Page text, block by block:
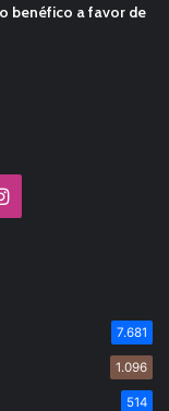
benéfico a favor de
Instagram
7.681
1.096
514